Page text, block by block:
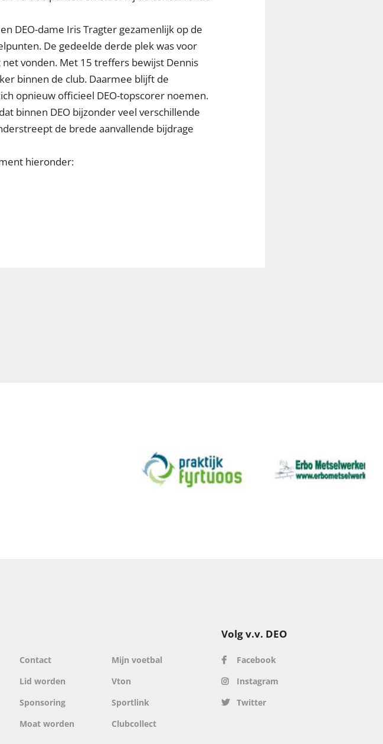
DEO-dame Iris Tragter gezamenlijk op de
De gedeelde derde plek was voor
vonden. Met 15 treffers bewijst Dennis
binnen de club. Daarmee blijft de
opnieuw officieel DEO-topscorer noemen.
binnen DEO bijzonder veel verschillende
de brede aanvallende bijdrage
hieronder:
Contact
Lid worden
Sponsoring
Moat worden
Mijn voetbal
Vton
Sportlink
Clubcollect
Volg v.v. DEO
Facebook
Instagram
Twitter